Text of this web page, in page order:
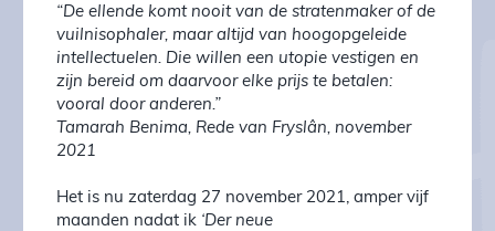
“De ellende komt nooit van de stratenmaker of de
vuilnisophaler, maar altijd van hoogopgeleide
intellectuelen. Die willen een utopie vestigen en
zijn bereid om daarvoor elke prijs te betalen:
vooral door anderen.”
Tamarah Benima, Rede van Fryslân, november
2021
Het is nu zaterdag 27 november 2021, amper vijf
maanden nadat ik ‘Der neue